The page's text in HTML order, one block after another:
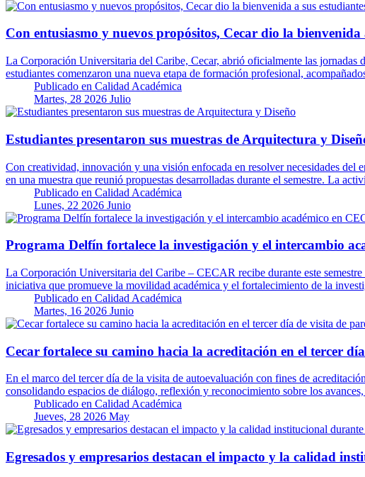
Con entusiasmo y nuevos propósitos, Cecar dio la
La Corporación Universitaria del Caribe, Cecar, abrió oficialmente las jornadas
estudiantes comenzaron una nueva etapa de formación profesional,
Publicado en Calidad Académica
Martes, 28 2026 Julio
Estudiantes presentaron sus muestras de Arquitectura y
Con creatividad, innovación y una visión enfocada en resolver necesidades del
en una muestra que reunió propuestas desarrolladas durante el semestre. La
Publicado en Calidad Académica
Lunes, 22 2026 Junio
Programa Delfín fortalece la investigación y el intercambio
La Corporación Universitaria del Caribe – CECAR recibe durante este
iniciativa que promueve la movilidad académica y el fortalecimiento de la
Publicado en Calidad Académica
Martes, 16 2026 Junio
Cecar fortalece su camino hacia la acreditación en el tercer
En el marco del tercer día de la visita de autoevaluación con fines de
consolidando espacios de diálogo, reflexión y reconocimiento sobre los
Publicado en Calidad Académica
Jueves, 28 2026 May
Egresados y empresarios destacan el impacto y la calidad